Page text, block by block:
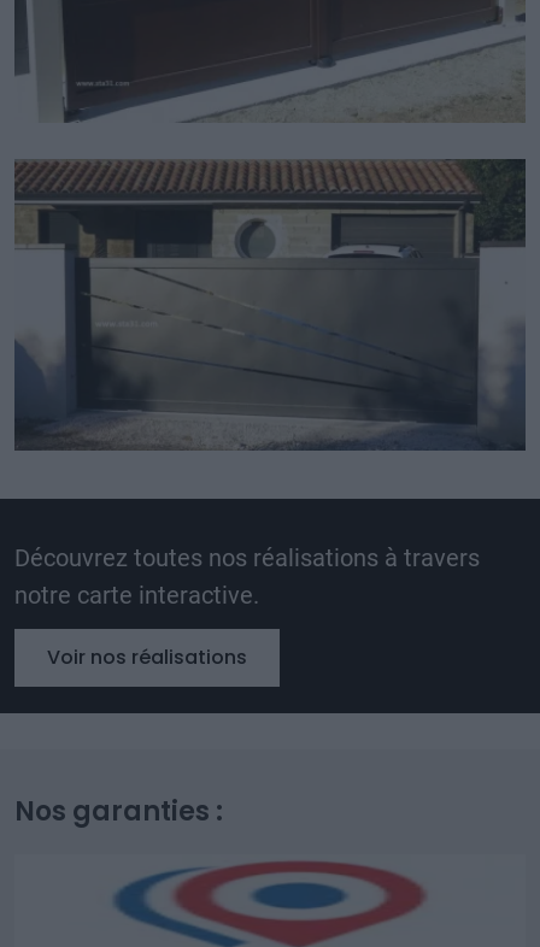
Découvrez toutes nos réalisations à travers
notre carte interactive.
Voir nos réalisations
Nos garanties :